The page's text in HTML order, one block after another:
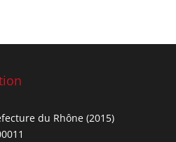
du Rhône (2015)